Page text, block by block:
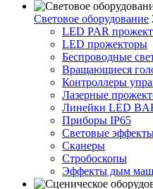
Световое оборудование
LED PAR
LED прожекторы
Беспроводные
Вращающиеся
Контроллеры
Лазерные
Линейки LED
Приборы IP65
Световые
Сканеры
Стробоскопы
Эффекты дым